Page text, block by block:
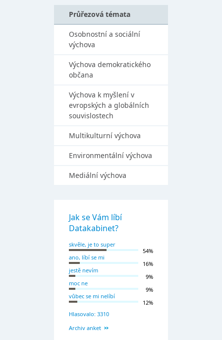
Průřezová témata
Osobnostní a sociální
výchova
Výchova demokratického
občana
Výchova k myšlení v
evropských a globálních
souvislostech
Multikulturní výchova
Environmentální výchova
Mediální výchova
Jak se Vám líbí
Datakabinet?
skvěle, je to super
54%
ano, líbí se mi
16%
jestě nevím
9%
moc ne
9%
vůbec se mi nelíbí
12%
Hlasovalo: 3310
Archiv anket